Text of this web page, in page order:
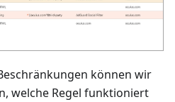
können wir
welche Regel funktioniert